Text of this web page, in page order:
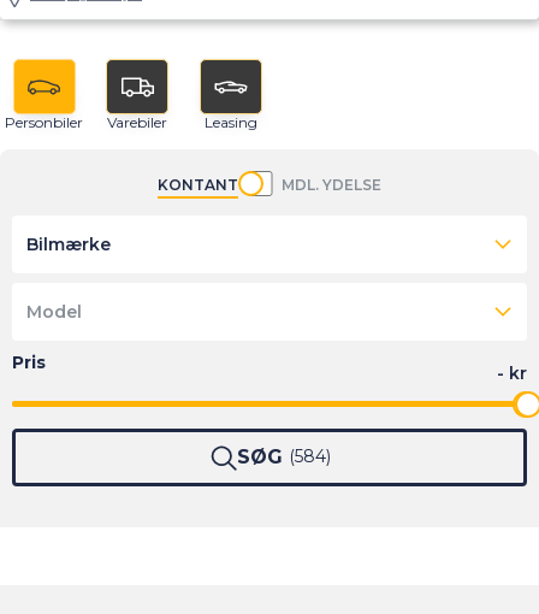
Personbiler Varebiler Leasing
KONTANT MDL. YDELSE
Bilmærke
Model
SØG 584